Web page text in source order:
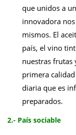
que unidos a
innovadora
mismos. El
país, el vino
nuestras frutas
primera
diaria que es
preparados.
2.- País sociable